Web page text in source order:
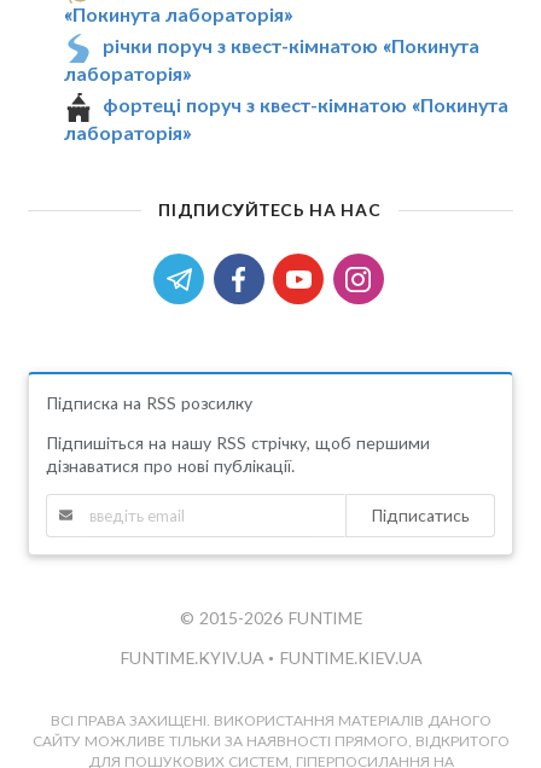
«Покинута лабораторія»
річки поруч з квест-кімнатою «Покинута
лабораторія»
фортеці поруч з квест-кімнатою «Покинута
лабораторія»
ПІДПИСУЙТЕСЬ НА НАС
Підписка на RSS розсилку
Підпишіться на нашу RSS стрічку, щоб першими
дізнаватися про нові публікації.
Підписатись
© 2015-2026 FUNTIME
FUNTIME.KYIV.UA • FUNTIME.KIEV.UA
ВСІ ПРАВА ЗАХИЩЕНІ. ВИКОРИСТАННЯ МАТЕРІАЛІВ ДАНОГО
САЙТУ МОЖЛИВЕ ТІЛЬКИ ЗА НАЯВНОСТІ ПРЯМОГО, ВІДКРИТОГО
ДЛЯ ПОШУКОВИХ СИСТЕМ, ГІПЕРПОСИЛАННЯ НА